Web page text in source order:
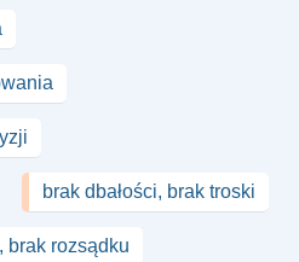
brak dbałości, brak troski
brak rozsądku